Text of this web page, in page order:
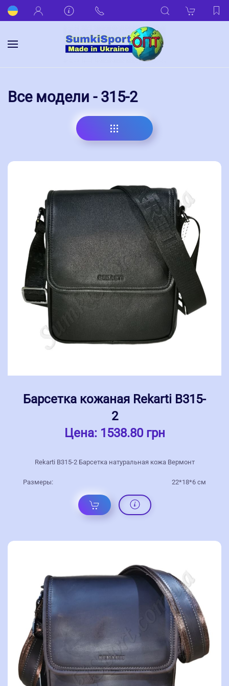
Все модели - 315-2
Барсетка кожаная Rekarti В315-
2
Цена: 1538.80 грн
Rekarti В315-2 Барсетка натуральная кожа Вермонт
Размеры: 22*18*6 см